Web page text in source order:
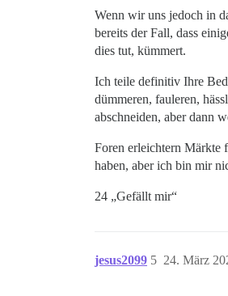
Wenn wir uns jedoch in
bereits der Fall, dass
dies tut, kümmert.
Ich teile definitiv Ihre
dümmeren, fauleren,
abschneiden, aber dann
Foren erleichtern Märkte
haben, aber ich bin mir
24 „Gefällt mir“
jesus2099 24. März
5